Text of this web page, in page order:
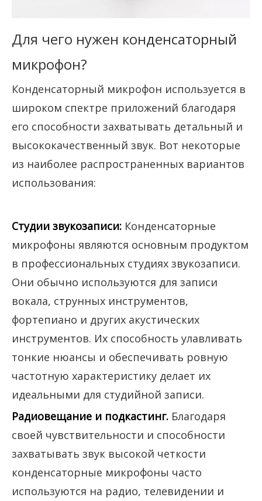
Для чего нужен конденсаторный
микрофон?
Конденсаторный микрофон используется в
широком спектре приложений благодаря
его способности захватывать детальный и
высококачественный звук. Вот некоторые
из наиболее распространенных вариантов
использования:
Студии звукозаписи: Конденсаторные
микрофоны являются основным продуктом
в профессиональных студиях звукозаписи.
Они обычно используются для записи
вокала, струнных инструментов,
фортепиано и других акустических
инструментов. Их способность улавливать
тонкие нюансы и обеспечивать ровную
частотную характеристику делает их
идеальными для студийной записи.
Радиовещание и подкастинг. Благодаря
своей чувствительности и способности
захватывать звук высокой четкости
конденсаторные микрофоны часто
используются на радио, телевидении и